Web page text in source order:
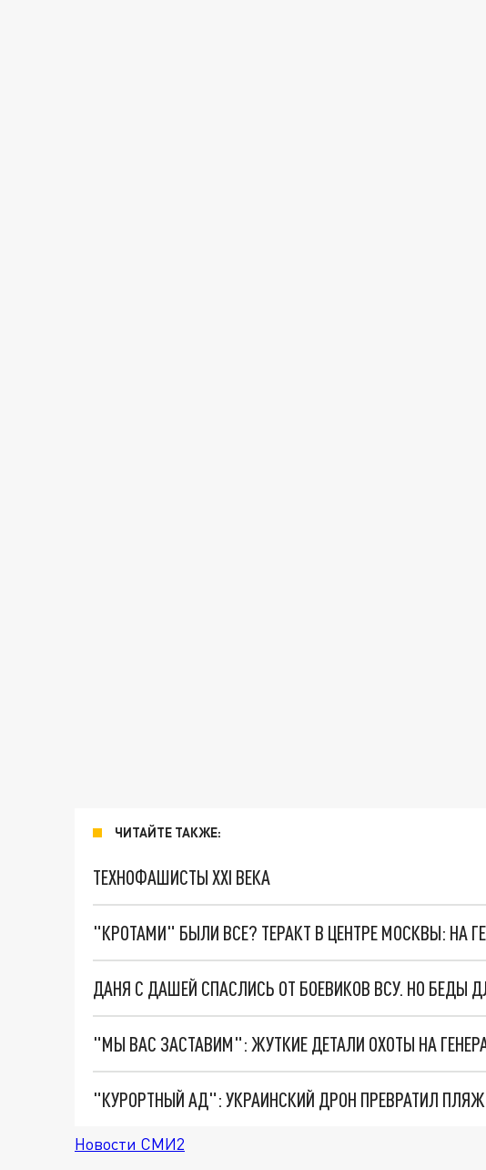
ЧИТАЙТЕ ТАКЖЕ:
ТЕХНОФАШИСТЫ XXI ВЕКА
"КРОТАМИ" БЫЛИ ВСЕ? ТЕРАКТ В ЦЕНТРЕ МОСКВЫ: НА
ДАНЯ С ДАШЕЙ СПАСЛИСЬ ОТ БОЕВИКОВ ВСУ. НО БЕДЫ
"КУРОРТНЫЙ АД": УКРАИНСКИЙ ДРОН ПРЕВРАТИЛ
Новости СМИ2